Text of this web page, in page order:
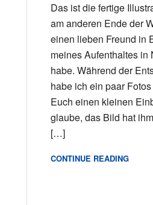
Das ist die fertige
am anderen Ende der
einen lieben Freund in
meines Aufenthaltes in
habe. Während der
habe ich ein paar
Euch einen kleinen
glaube, das Bild hat
[…]
CONTINUE READING